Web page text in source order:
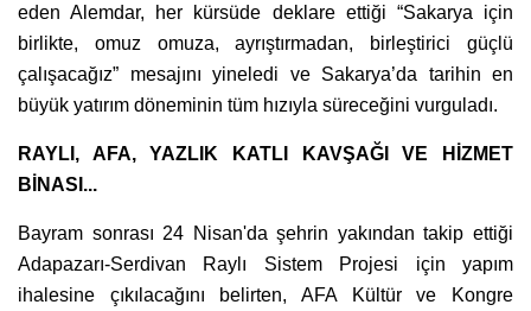
eden Alemdar, her kürsüde deklare ettiği “Sakarya için
birlikte, omuz omuza, ayrıştırmadan, birleştirici güçlü
çalışacağız” mesajını yineledi ve Sakarya’da tarihin en
büyük yatırım döneminin tüm hızıyla süreceğini vurguladı.
RAYLI, AFA, YAZLIK KATLI KAVŞAĞI VE HİZMET
BİNASI...
Bayram sonrası 24 Nisan'da şehrin yakından takip ettiği
Adapazarı-Serdivan Raylı Sistem Projesi için yapım
ihalesine çıkılacağını belirten, AFA Kültür ve Kongre